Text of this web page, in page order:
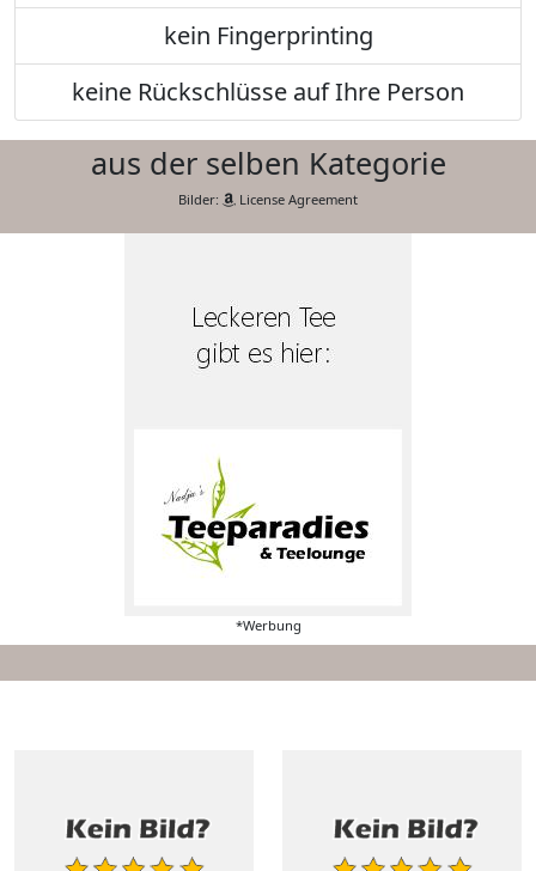
kein Fingerprinting
keine Rückschlüsse auf Ihre Person
aus der selben Kategorie
Bilder: License Agreement
*Werbung